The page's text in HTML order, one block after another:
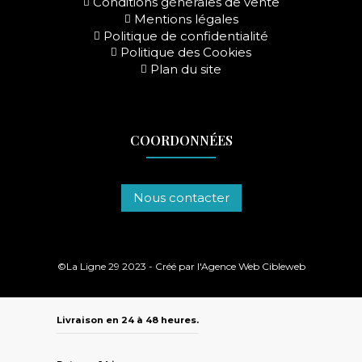
Mentions légales
Politique de confidentialité
Politique des Cookies
Plan du site
COORDONNÉES
Nous contacter
©La Ligne 29 2023 - Créé par l'Agence Web Cibleweb
Livraison en 24 à 48 heures.